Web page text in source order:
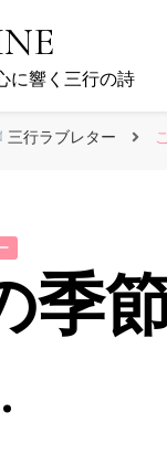
に響く三行の詩
三行ラブレター
季